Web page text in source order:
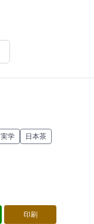
実学
日本茶
印刷